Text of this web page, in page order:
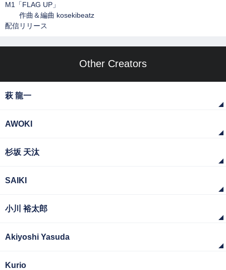
M1「FLAG UP」
作曲＆編曲 kosekibeatz
配信リリース
Other Creators
萩 龍一
AWOKI
杉坂 天汰
SAIKI
小川 裕太郎
Akiyoshi Yasuda
Kurio